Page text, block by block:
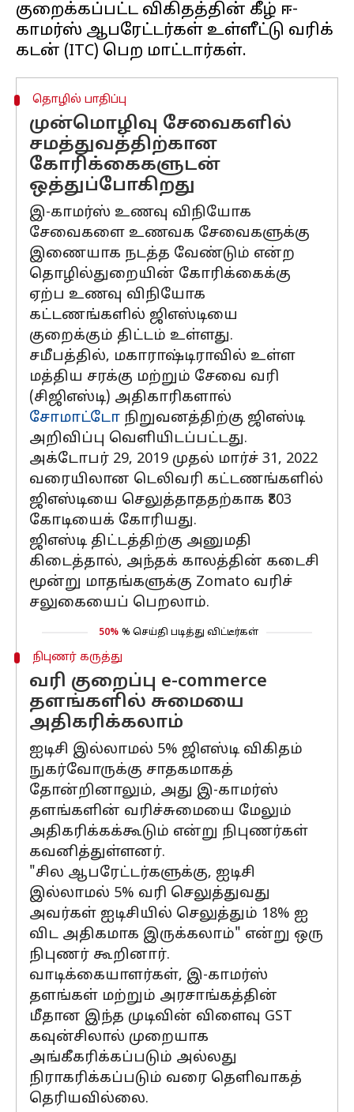
குறைக்கப்பட்ட விகிதத்தின் கீழ் ஈ-
காமர்ஸ் ஆபரேட்டர்கள் உள்ளீட்டு வரிக்
தொழில் பாதிப்பு
முன்மொழிவு சேவைகளில்
சமத்துவத்திற்கான
கோரிக்கைகளுடன்
ஒத்துப்போகிறது
இ-காமர்ஸ் உணவு விநியோக
சேவைகளை உணவக சேவைகளுக்கு
இணையாக நடத்த வேண்டும் என்ற
தொழில்துறையின் கோரிக்கைக்கு
ஏற்ப உணவு விநியோக
கட்டணங்களில் ஜிஎஸ்டியை
குறைக்கும் திட்டம் உள்ளது.
சமீபத்தில், மகாராஷ்டிராவில் உள்ள
மத்திய சரக்கு மற்றும் சேவை வரி
(சிஜிஎஸ்டி) அதிகாரிகளால்
சோமாட்டோ நிறுவனத்திற்கு ஜிஎஸ்டி
அறிவிப்பு வெளியிடப்பட்டது.
அக்டோபர் 29, 2019 முதல் மார்ச் 31, 2022
வரையிலான டெலிவரி கட்டணங்களில்
ஜிஎஸ்டியை செலுத்தாததற்காக ₹803
கோடியைக் கோரியது.
ஜிஎஸ்டி திட்டத்திற்கு அனுமதி
கிடைத்தால், அந்தக் காலத்தின் கடைசி
மூன்று மாதங்களுக்கு Zomato வரிச்
சலுகையைப் பெறலாம்.
50% % செய்தி படித்து விட்டீர்கள்
நிபுணர் கருத்து
வரி குறைப்பு e-commerce
தளங்களில் சுமையை
அதிகரிக்கலாம்
ஐடிசி இல்லாமல் 5% ஜிஎஸ்டி விகிதம்
நுகர்வோருக்கு சாதகமாகத்
தோன்றினாலும், அது இ-காமர்ஸ்
தளங்களின் வரிச்சுமையை மேலும்
அதிகரிக்கக்கூடும் என்று நிபுணர்கள்
கவனித்துள்ளனர்.
"சில ஆபரேட்டர்களுக்கு, ஐடிசி
இல்லாமல் 5% வரி செலுத்துவது
அவர்கள் ஐடிசியில் செலுத்தும் 18% ஐ
விட அதிகமாக இருக்கலாம்" என்று ஒரு
நிபுணர் கூறினார்.
வாடிக்கையாளர்கள், இ-காமர்ஸ்
தளங்கள் மற்றும் அரசாங்கத்தின்
மீதான இந்த முடிவின் விளைவு GST
கவுன்சிலால் முறையாக
அங்கீகரிக்கப்படும் அல்லது
நிராகரிக்கப்படும் வரை தெளிவாகத்
தெரியவில்லை.